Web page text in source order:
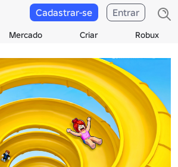
Mercado Criar Robux
Cadastrar-se Entrar